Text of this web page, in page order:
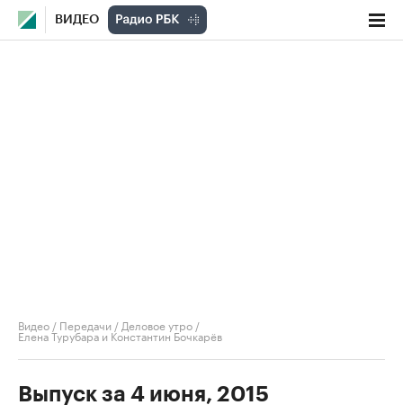
ВИДЕО
Видео / Передачи / Деловое утро /
Елена Турубара и Константин Бочкарёв
Выпуск за 4 июня, 2015